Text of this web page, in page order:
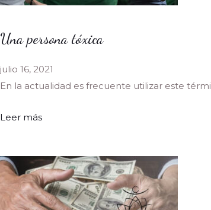
Una persona tóxica
julio 16, 2021
En la actualidad es frecuente utilizar este
Leer más